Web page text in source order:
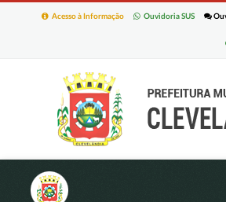
Ouvidoria SUS
Acesso à Informação